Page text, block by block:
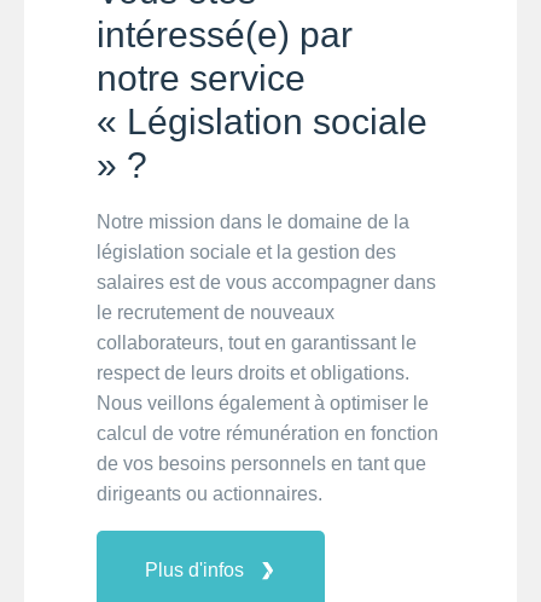
intéressé(e) par
notre service
« Législation sociale
» ?
Notre mission dans le domaine de la
législation sociale et la gestion des
salaires est de vous accompagner dans
le recrutement de nouveaux
collaborateurs, tout en garantissant le
respect de leurs droits et obligations.
Nous veillons également à optimiser le
calcul de votre rémunération en fonction
de vos besoins personnels en tant que
dirigeants ou actionnaires.
Plus d'infos